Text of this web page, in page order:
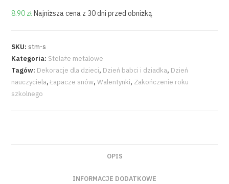
8.90 złNajniższa cena z 30 dni przed obniżką
SKU:stm-s
Kategoria: Stelaże metalowe
Tagów: Dekoracje dla dzieci, Dzień babci i dziadka, Dzień
nauczyciela,Łapacze snów,Walentynki, Zakończenie roku
szkolnego
OPIS
INFORMACJE DODATKOWE